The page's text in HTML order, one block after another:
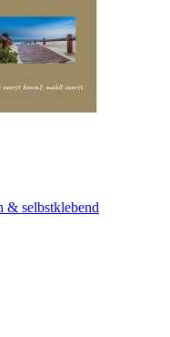
& selbstklebend